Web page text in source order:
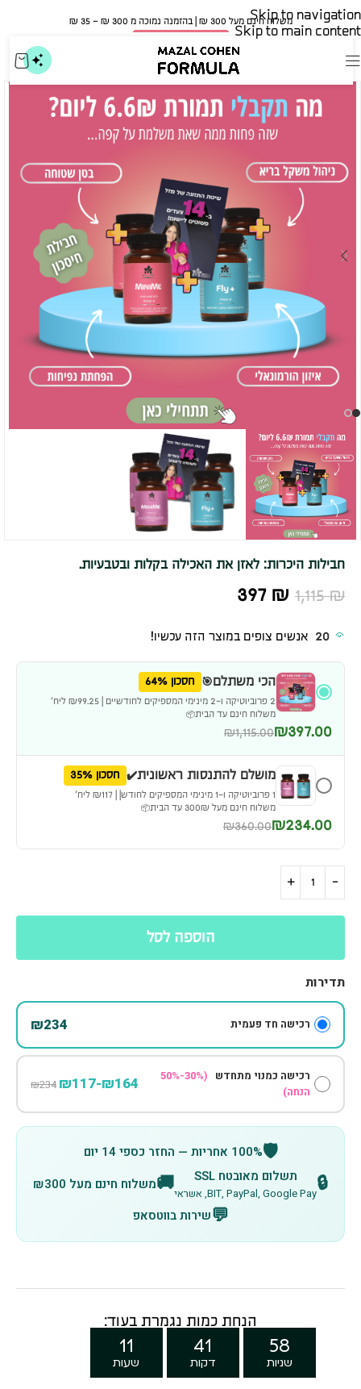
Skip to navigation
Skip to main content
משלוח חינם מעל 300 ₪ | בהזמנה נמוכה מ 300 ₪ – 35 ₪​
חבילות היכרות: לאזן את האכילה בקלות ובטבעיות.
1,115₪
397 ₪
20 אנשים צופים במוצר הזה עכשיו!
הכי משתלם🎯 חסכון 64%
2 פרוביוטיקה ו-2 מינימי המספיקים לחודשיים | ₪99.25 ליח׳
משלוח חינם עד הבית📦
₪397.00
₪1,115.00
מושלם להתנסות ראשונית✔️ חסכון 35%
1 פרוביוטיקה ו-1 מינימי המספיקים לחודש| | ₪117 ליח׳
משלוח חינם מעל 300₪ עד הבית📦
₪234.00
₪360.00
הוספה לסל
תדירות
רכישה חד פעמית ₪234
רכישה כמנוי מתחדש
(30%-50%
הנחה)
₪164-₪117
₪234
🛡️100% אחריות — החזר כספי 14 יום
🔒 תשלום מאובטח SSL
BIT, PayPal, Google Pay, אשראי 🚚משלוח חינם מעל ₪300
💬שירות בווטסאפ
11
שעות
41
דקות
56
שניות
הנחת כמות נגמרת בעוד: